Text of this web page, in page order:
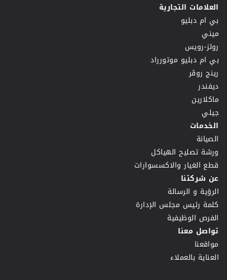
العلامات التجارية
بي ام دبليو
ميني
رولز-رويس
بي ام دبليو موتورراد
رينج روڤر
ديفندر
ماكلارين
جيلي
الخدمات
الصيانة
ورشة تصليح الهياكل
قطع الغيار والاكسسوارات
عن شركتنا
الرؤية و الرسالة
كلمة رئيس مجلس الإدارة
الفرص الوظيفية
تواصل معنا
مواقعنا
العناية بالعملاء